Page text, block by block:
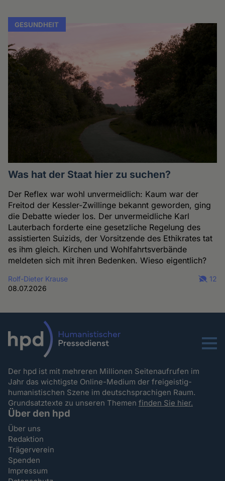
GESUNDHEIT
Was hat der Staat hier zu suchen?
Der Reflex war wohl unvermeidlich: Kaum war der
Freitod der Kessler-Zwillinge bekannt geworden, ging
die Debatte wieder los. Der unvermeidliche Karl
Lauterbach forderte eine gesetzliche Regelung des
assistierten Suizids, der Vorsitzende des Ethikrates tat
es ihm gleich. Kirchen und Wohlfahrtsverbände
meldeten sich mit ihren Bedenken. Wieso eigentlich?
Rolf-Dieter Krause
08.07.2026
12
Menu
Der hpd ist mit mehreren Millionen Seitenaufrufen im
Jahr das wichtigste Online-Medium der freigeistig-
humanistischen Szene im deutschsprachigen Raum.
Grundsatztexte zu unseren Themenfinden Sie hier.
Über den hpd
Über uns
Redaktion
Trägerverein
Spenden
Impressum